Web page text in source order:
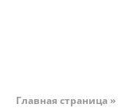
Главная страница »